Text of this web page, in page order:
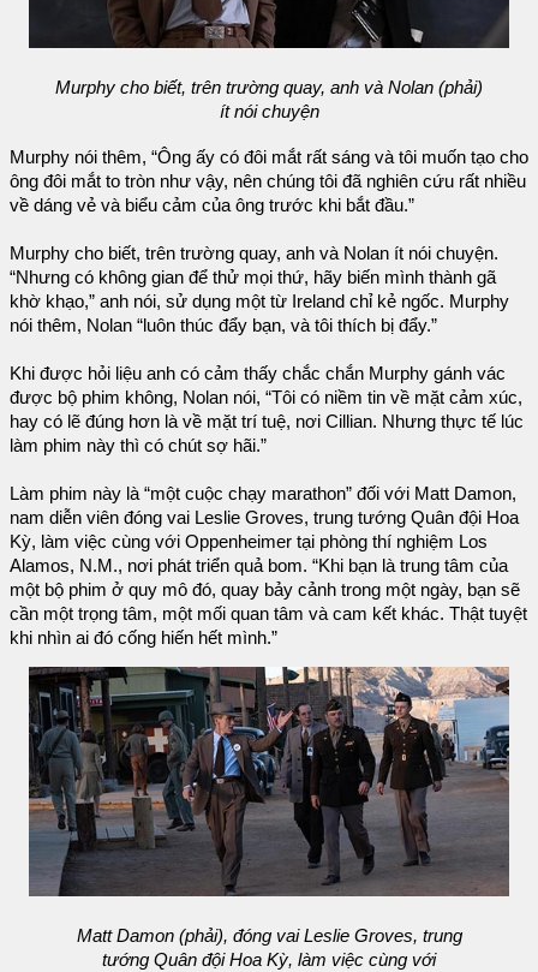
Murphy cho biết, trên trường quay, anh và Nolan (phải)
ít nói chuyện
Murphy nói thêm, “Ông ấy có đôi mắt rất sáng và tôi muốn tạo cho
ông đôi mắt to tròn như vậy, nên chúng tôi đã nghiên cứu rất nhiều
về dáng vẻ và biểu cảm của ông trước khi bắt đầu.”
Murphy cho biết, trên trường quay, anh và Nolan ít nói chuyện.
“Nhưng có không gian để thử mọi thứ, hãy biến mình thành gã
khờ khạo,” anh nói, sử dụng một từ Ireland chỉ kẻ ngốc. Murphy
nói thêm, Nolan “luôn thúc đẩy bạn, và tôi thích bị đẩy.”
Khi được hỏi liệu anh có cảm thấy chắc chắn Murphy gánh vác
được bộ phim không, Nolan nói, “Tôi có niềm tin về mặt cảm xúc,
hay có lẽ đúng hơn là về mặt trí tuệ, nơi Cillian. Nhưng thực tế lúc
làm phim này thì có chút sợ hãi.”
Làm phim này là “một cuộc chạy marathon” đối với Matt Damon,
nam diễn viên đóng vai Leslie Groves, trung tướng Quân đội Hoa
Kỳ, làm việc cùng với Oppenheimer tại phòng thí nghiệm Los
Alamos, N.M., nơi phát triển quả bom. “Khi bạn là trung tâm của
một bộ phim ở quy mô đó, quay bảy cảnh trong một ngày, bạn sẽ
cần một trọng tâm, một mối quan tâm và cam kết khác. Thật tuyệt
khi nhìn ai đó cống hiến hết mình.”
Matt Damon (phải), đóng vai Leslie Groves, trung
tướng Quân đội Hoa Kỳ, làm việc cùng với